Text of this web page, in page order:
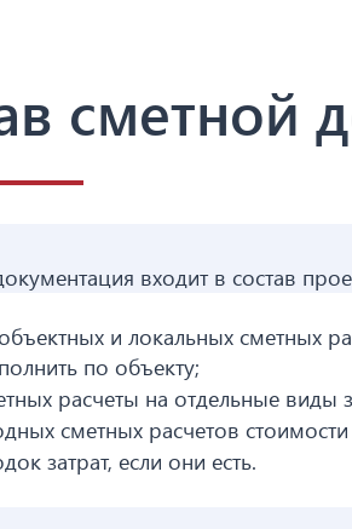
сметной
входит в состав
и локальных сметных
по объекту;
расчеты на отдельные виды
сметных расчетов стоимости
затрат, если они есть.